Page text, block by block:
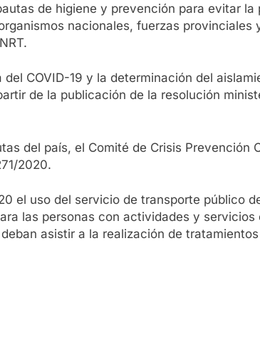
de higiene y prevención para evitar
nacionales, fuerzas
COVID-19 y la determinación del
de la publicación de la resolución
del país, el Comité de Crisis Prevención
2020.
el uso del servicio de transporte público
las personas con actividades y
asistir a la realización de